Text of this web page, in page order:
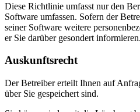
Diese Richtlinie umfasst nur den
Software umfassen. Sofern der
seiner Software weitere
er Sie darüber gesondert informieren.
Auskunftsrecht
Der Betreiber erteilt Ihnen auf
über Sie gespeichert sind.